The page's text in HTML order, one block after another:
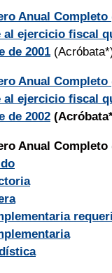
Anual Completo
al ejercicio fiscal
de 2001
Anual Completo
al ejercicio fiscal
de 2002
Anual Completo